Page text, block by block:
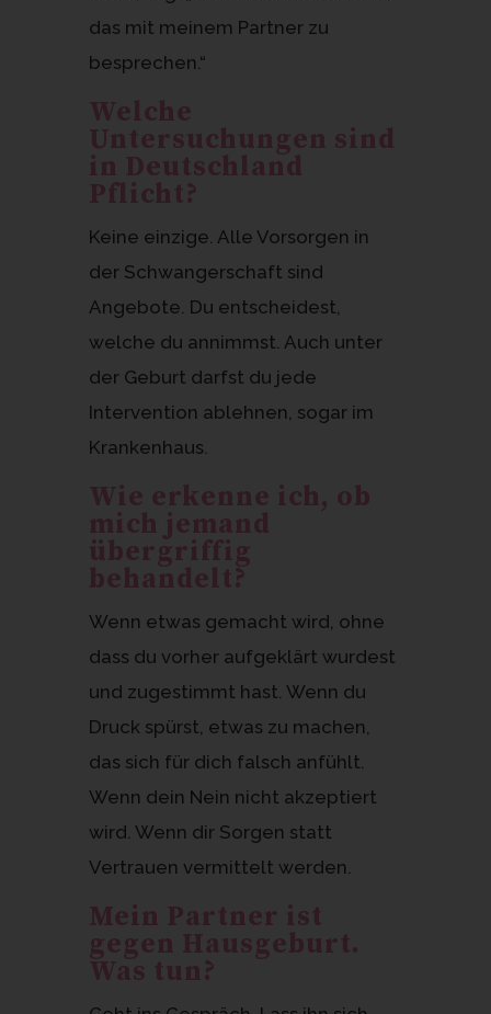
das mit meinem Partner zu
besprechen.“
Welche
Untersuchungen sind
in Deutschland
Pflicht?
Keine einzige. Alle Vorsorgen in
der Schwangerschaft sind
Angebote. Du entscheidest,
welche du annimmst. Auch unter
der Geburt darfst du jede
Intervention ablehnen, sogar im
Krankenhaus.
Wie erkenne ich, ob
mich jemand
übergriffig
behandelt?
Wenn etwas gemacht wird, ohne
dass du vorher aufgeklärt wurdest
und zugestimmt hast. Wenn du
Druck spürst, etwas zu machen,
das sich für dich falsch anfühlt.
Wenn dein Nein nicht akzeptiert
wird. Wenn dir Sorgen statt
Vertrauen vermittelt werden.
Mein Partner ist
gegen Hausgeburt.
Was tun?